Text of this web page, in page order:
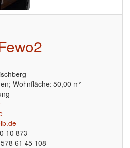
Wohnfläche: 50,00 m²
10 873
61 45 108